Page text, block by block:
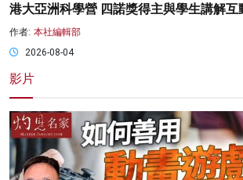
港大亞洲科學營 四諾獎得主與學生講解互
作者: 本社編輯部
2026-08-04
影片